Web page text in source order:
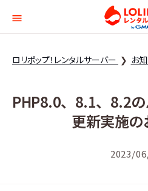
ロリポップ！レンタルサーバー お
PHP8.0、8.1、8.2
更新実施
2023/